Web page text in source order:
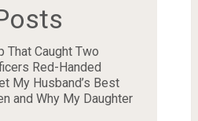
That Caught Two
Red-Handed
My Husband’s Best
and Why My Daughter